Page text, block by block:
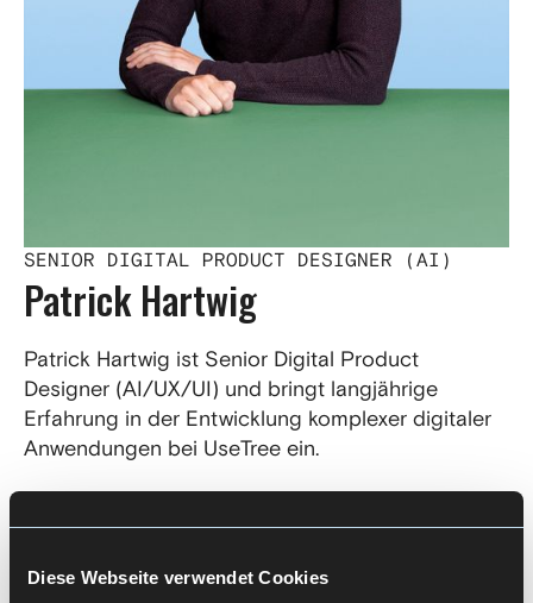
Diese Webseite verwendet Cookies
SENIOR DIGITAL PRODUCT DESIGNER (AI)
Patrick Hartwig
Patrick Hartwig ist Senior Digital Product
Designer (AI/UX/UI) und bringt langjährige
Erfahrung in der Entwicklung komplexer digitaler
Anwendungen bei UseTree ein.
Seitdem konzipiert und realisiert er digitale